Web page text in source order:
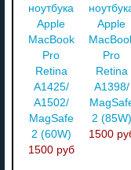
ноутбука
Apple
MacBook
Pro
Retina
A1425/
A1502/
MagSafe
2 (60W)
1500 руб
Apple
Pro
Retina
A1398/
2 (85W)
1500